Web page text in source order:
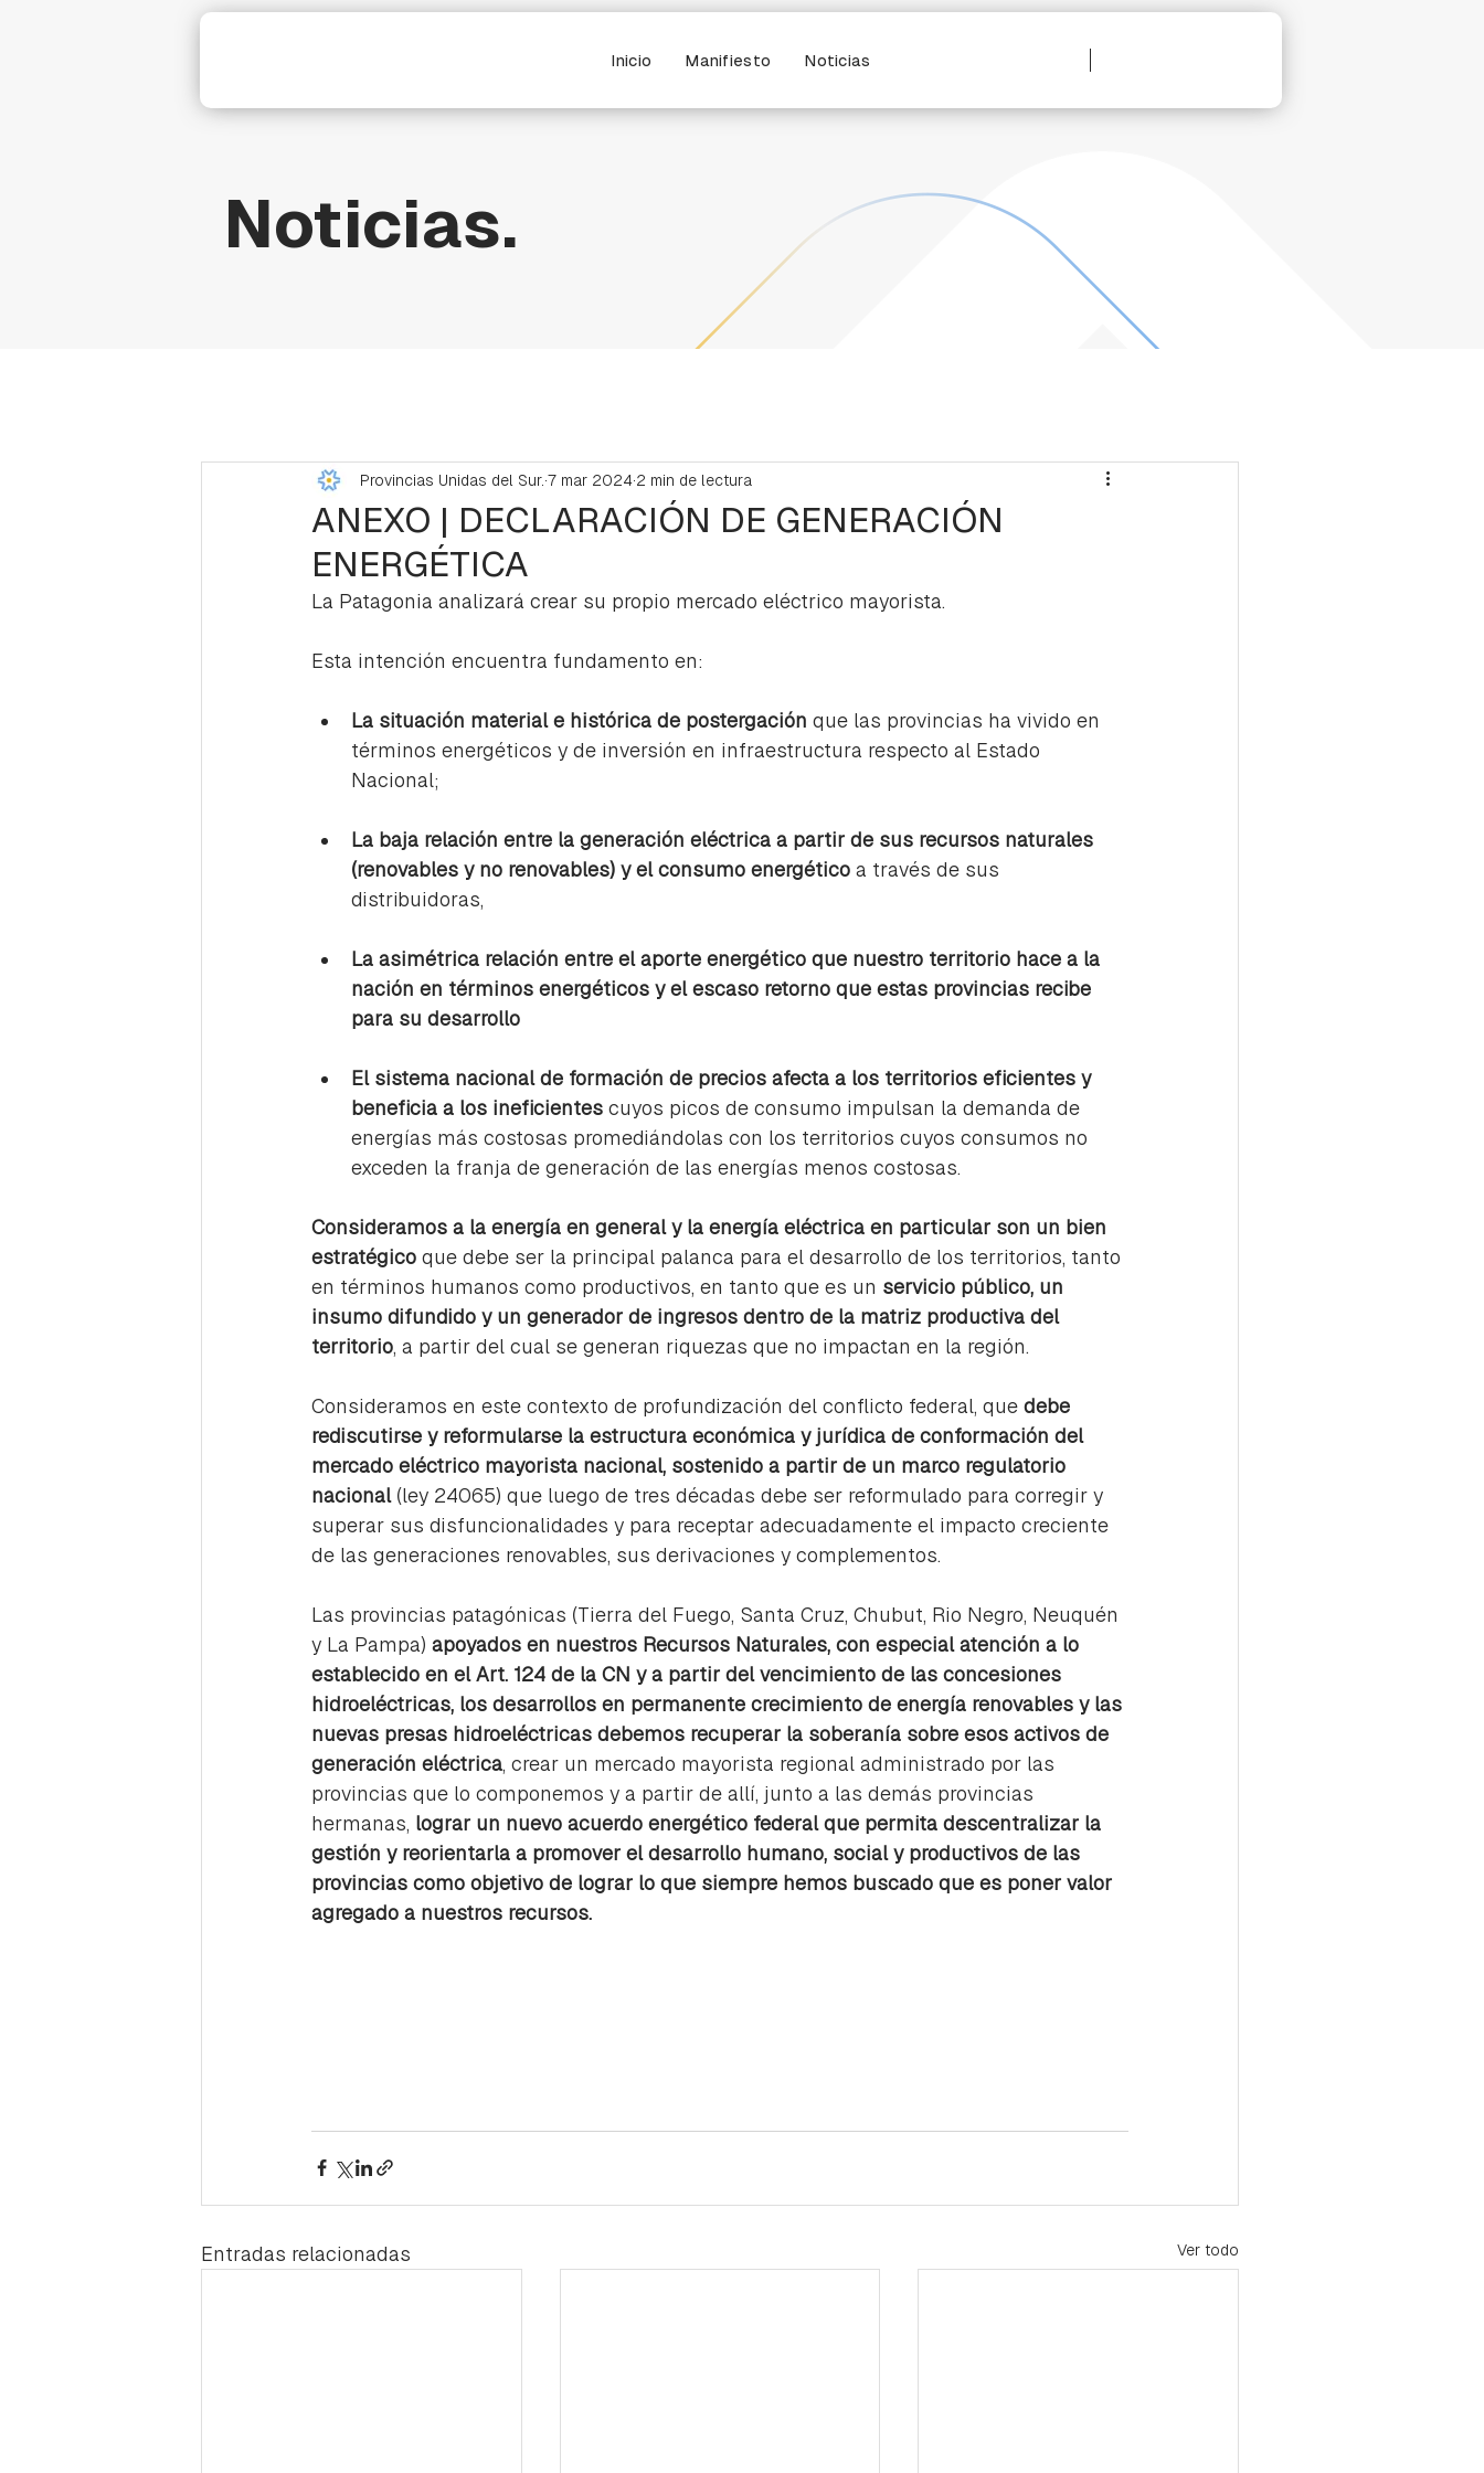
Inicio Manifiesto Noticias
Noticias.
ANEXO | DECLARACIÓN DE GENERACIÓN
ENERGÉTICA
Provincias Unidas del Sur. 7 mar 2024 2 min de lectura
La Patagonia analizará crear su propio mercado eléctrico mayorista.
Esta intención encuentra fundamento en:
La situación material e histórica de postergación que las provincias ha vivido en
términos energéticos y de inversión en infraestructura respecto al Estado
Nacional;
La baja relación entre la generación eléctrica a partir de sus recursos naturales
(renovables y no renovables) y el consumo energético a través de sus
distribuidoras,
La asimétrica relación entre el aporte energético que nuestro territorio hace a la
nación en términos energéticos y el escaso retorno que estas provincias recibe
para su desarrollo
El sistema nacional de formación de precios afecta a los territorios eficientes y
beneficia a los ineficientes cuyos picos de consumo impulsan la demanda de
energías más costosas promediándolas con los territorios cuyos consumos no
exceden la franja de generación de las energías menos costosas.
Consideramos a la energía en general y la energía eléctrica en particular son un bien
estratégico que debe ser la principal palanca para el desarrollo de los territorios, tanto
en términos humanos como productivos, en tanto que es un servicio público, un
insumo difundido y un generador de ingresos dentro de la matriz productiva del
territorio, a partir del cual se generan riquezas que no impactan en la región.
Consideramos en este contexto de profundización del conflicto federal, que debe
rediscutirse y reformularse la estructura económica y jurídica de conformación del
mercado eléctrico mayorista nacional, sostenido a partir de un marco regulatorio
nacional (ley 24065) que luego de tres décadas debe ser reformulado para corregir y
superar sus disfuncionalidades y para receptar adecuadamente el impacto creciente
de las generaciones renovables, sus derivaciones y complementos.
Las provincias patagónicas (Tierra del Fuego, Santa Cruz, Chubut, Rio Negro, Neuquén
y La Pampa) apoyados en nuestros Recursos Naturales, con especial atención a lo
establecido en el Art. 124 de la CN y a partir del vencimiento de las concesiones
hidroeléctricas, los desarrollos en permanente crecimiento de energía renovables y las
nuevas presas hidroeléctricas debemos recuperar la soberanía sobre esos activos de
generación eléctrica, crear un mercado mayorista regional administrado por las
provincias que lo componemos y a partir de allí, junto a las demás provincias
hermanas, lograr un nuevo acuerdo energético federal que permita descentralizar la
gestión y reorientarla a promover el desarrollo humano, social y productivos de las
provincias como objetivo de lograr lo que siempre hemos buscado que es poner valor
agregado a nuestros recursos.
Entradas relacionadas Ver todo